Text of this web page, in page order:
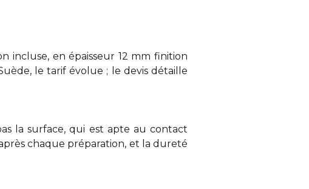
incluse, en épaisseur 12 mm finition
le tarif évolue ; le devis détaille
la surface, qui est apte au contact
chaque préparation, et la dureté